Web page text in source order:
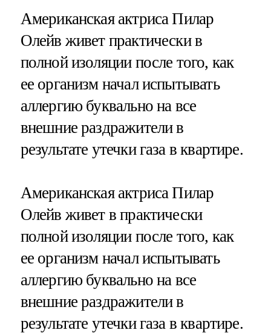
Американская актриса Пилар
Олейв живет практически в
полной изоляции после того, как
ее организм начал испытывать
аллергию буквально на все
внешние раздражители в
результате утечки газа в квартире.
Американская актриса Пилар
Олейв живет в практически
полной изоляции после того, как
ее организм начал испытывать
аллергию буквально на все
внешние раздражители в
результате утечки газа в квартире.